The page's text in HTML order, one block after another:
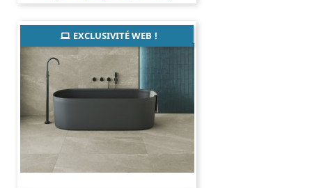
EXCLUSIVITÉ WEB !